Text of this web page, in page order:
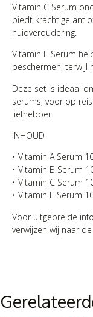
Vitamin C Serum
biedt krachtige
huidveroudering.
Vitamin E Serum
beschermen, terwijl
Deze set is ideaal
serums, voor op
liefhebber.
INHOUD
• Vitamin A Serum
• Vitamin B Serum
• Vitamin C Serum
• Vitamin E Serum
Voor uitgebreide
verwijzen wij naar